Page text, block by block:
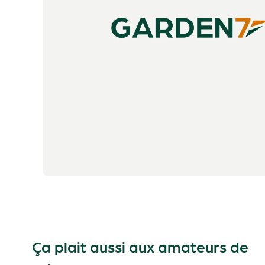
Ça plait aussi aux amateurs de